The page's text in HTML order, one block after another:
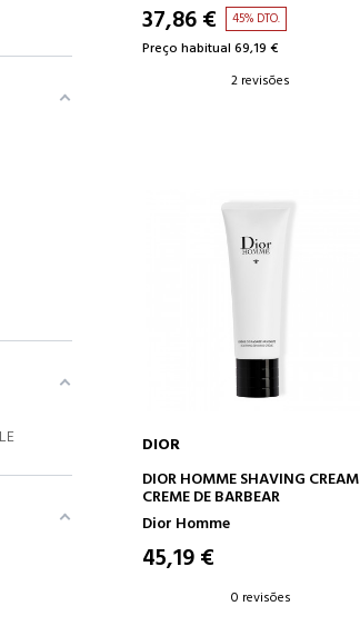
37,86 € 45% DTO.
Preço habitual 69,19 €
2 revisões
ADICIONAR AO CARRINHO
DIOR
DIOR HOMME SHAVING CREAM
CREME DE BARBEAR
Dior Homme
45,19 €
0 revisões